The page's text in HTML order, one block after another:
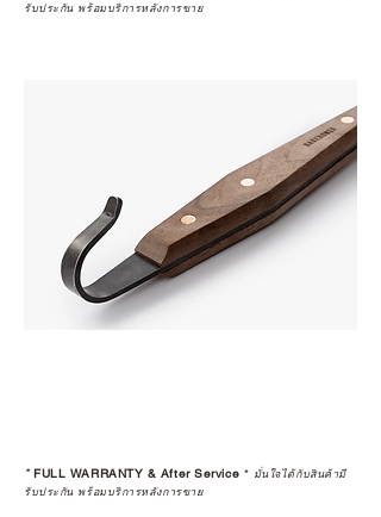
รับประกัน พร้อมบริการหลังการขาย
*FULL WARRANTY & After Service * มั่นใจได้กับสินค้ามี
รับประกัน พร้อมบริการหลังการขาย